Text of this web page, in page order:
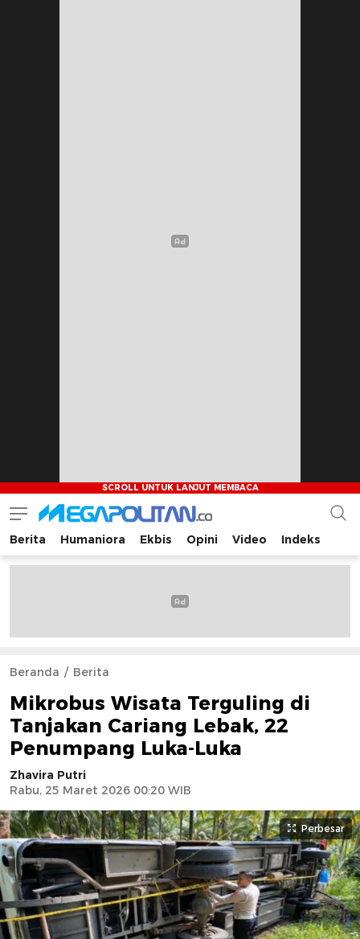
Megapolitan.co
Menyajikan berita-berita fakta bagi pembaca
Berita Humaniora Ekbis Opini Video Indeks
Beranda Berita
Mikrobus Wisata Terguling di
Tanjakan Cariang Lebak, 22
Penumpang Luka-Luka
Zhavira Putri
Rabu, 25 Maret 2026 00:20 WIB
Perbesar